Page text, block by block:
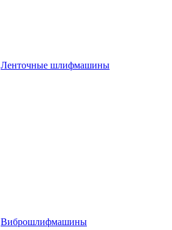
Ленточные шлифмашины
Виброшлифмашины